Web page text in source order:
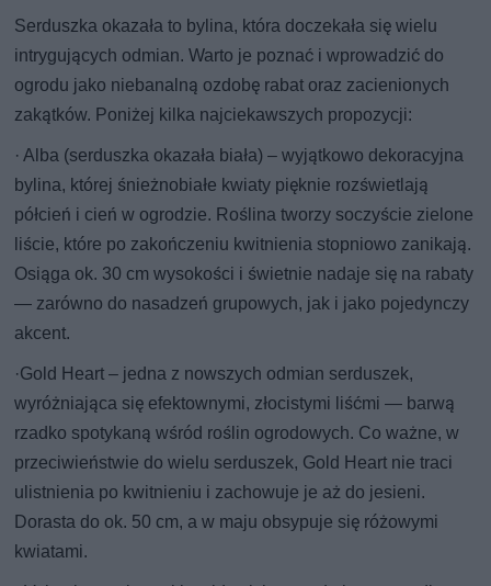
Serduszka okazała to bylina, która doczekała się wielu
intrygujących odmian. Warto je poznać i wprowadzić do
ogrodu jako niebanalną ozdobę rabat oraz zacienionych
zakątków. Poniżej kilka najciekawszych propozycji:
· Alba (serduszka okazała biała) – wyjątkowo dekoracyjna
bylina, której śnieżnobiałe kwiaty pięknie rozświetlają
półcień i cień w ogrodzie. Roślina tworzy soczyście zielone
liście, które po zakończeniu kwitnienia stopniowo zanikają.
Osiąga ok. 30 cm wysokości i świetnie nadaje się na rabaty
— zarówno do nasadzeń grupowych, jak i jako pojedynczy
akcent.
·Gold Heart – jedna z nowszych odmian serduszek,
wyróżniająca się efektownymi, złocistymi liśćmi — barwą
rzadko spotykaną wśród roślin ogrodowych. Co ważne, w
przeciwieństwie do wielu serduszek, Gold Heart nie traci
ulistnienia po kwitnieniu i zachowuje je aż do jesieni.
Dorasta do ok. 50 cm, a w maju obsypuje się różowymi
kwiatami.